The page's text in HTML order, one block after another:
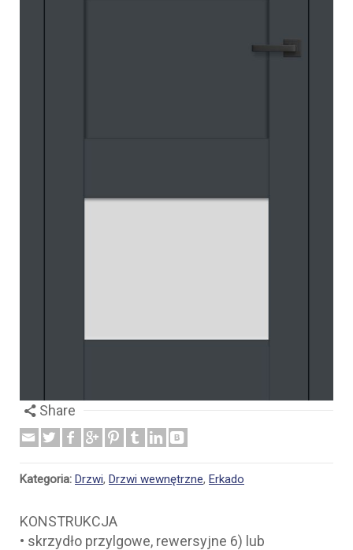
Share
Kategoria: Drzwi, Drzwi wewnętrzne, Erkado
KONSTRUKCJA
• skrzydło przylgowe, rewersyjne 6) lub